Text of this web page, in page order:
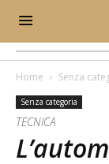
Home Senza
Senza categoria
TECNICA